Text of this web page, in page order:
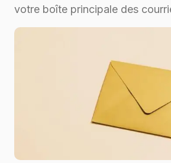
votre boîte principale des